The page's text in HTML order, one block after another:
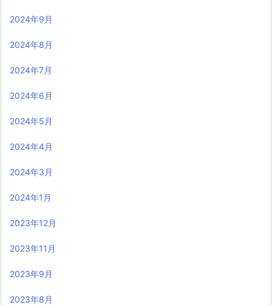
2024年9月
2024年8月
2024年7月
2024年6月
2024年5月
2024年4月
2024年3月
2024年1月
2023年12月
2023年11月
2023年9月
2023年8月